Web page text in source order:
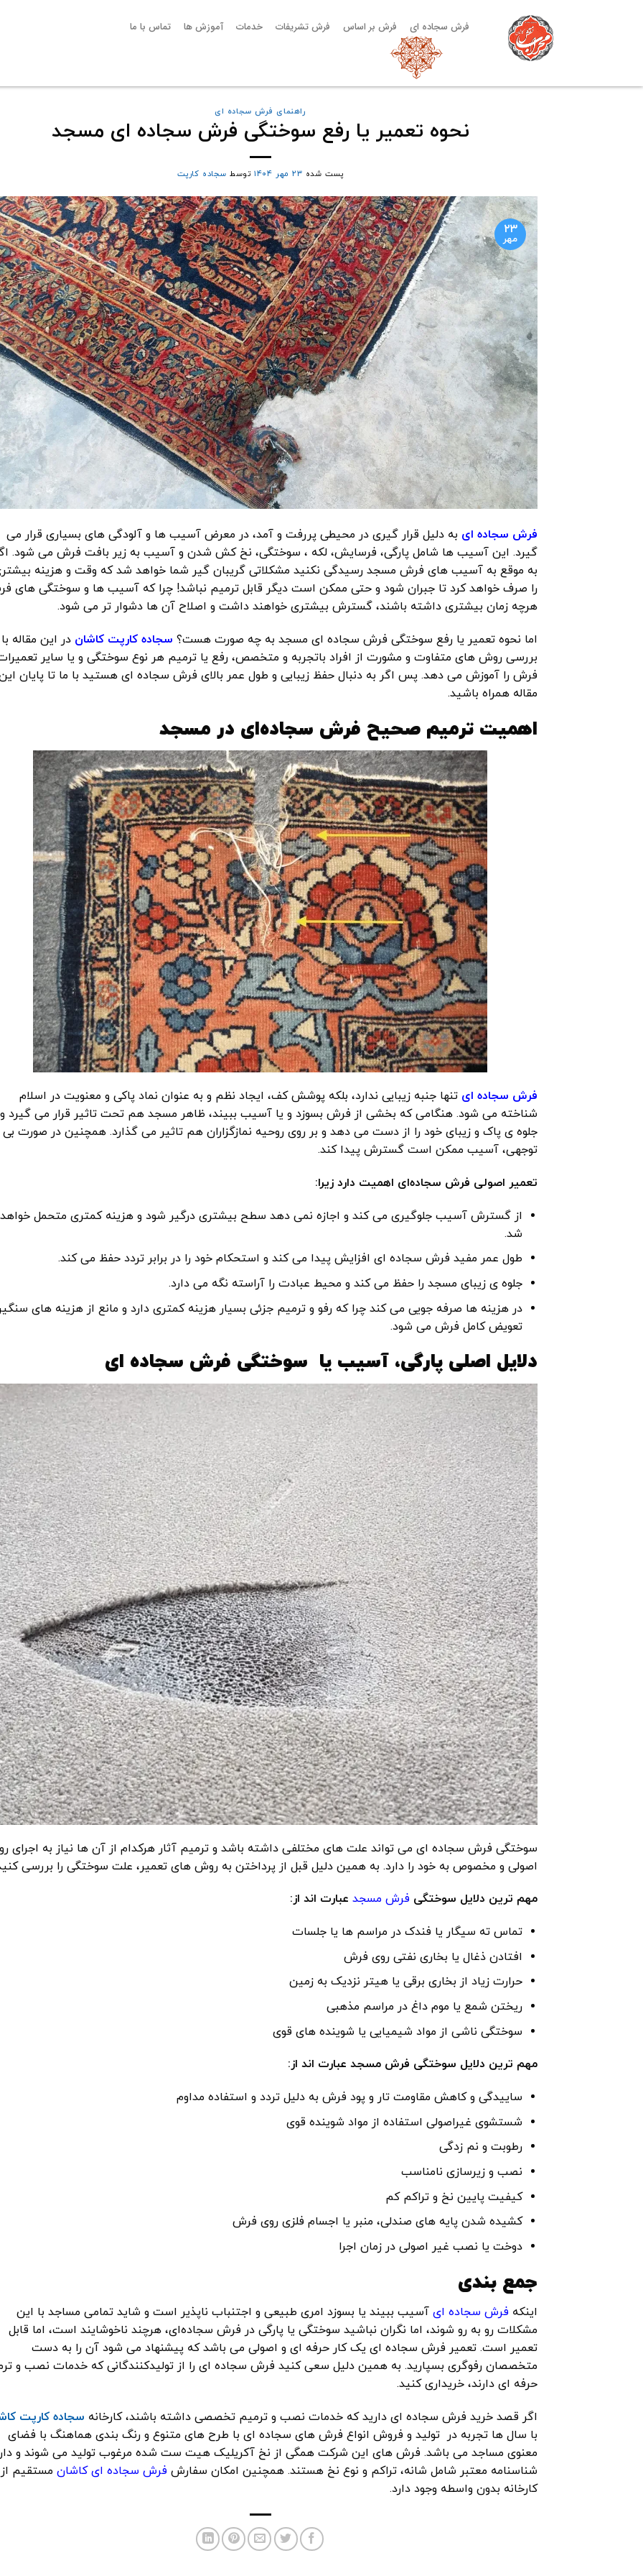
فرش سجاده ای فرش بر اساس فرش تشریفات خدمات آموزش ها تماس با ما
راهنمای فرش سجاده ای
نحوه تعمیر یا رفع سوختگی فرش سجاده ای مسجد
پست شده ۲۳ مهر ۱۴۰۴ توسط سجاده کارپت
۲۳
مهر
فرش سجاده ای به دلیل قرار گیری در محیطی پررفت و آمد، در معرض آسیب ها و آلودگی های بسیاری قرار می
گیرد. این آسیب ها شامل پارگی، فرسایش، لکه ، سوختگی، نخ کش شدن و آسیب به زیر بافت فرش می شود.
به موقع به آسیب های فرش مسجد رسیدگی نکنید مشکلاتی گریبان گیر شما خواهد شد که وقت و هزینه
را صرف خواهد کرد تا جبران شود و حتی ممکن است دیگر قابل ترمیم نباشد! چرا که آسیب ها و سوختگی های
هرچه زمان بیشتری داشته باشند، گسترش بیشتری خواهند داشت و اصلاح آن ها دشوار تر می شود.
اما نحوه تعمیر یا رفع سوختگی فرش سجاده ای مسجد به چه صورت هست؟ سجاده کارپت کاشان در این مقاله با
بررسی روش های متفاوت و مشورت از افراد باتجربه و متخصص، رفع یا ترمیم هر نوع سوختگی و یا سایر
فرش را آموزش می دهد. پس اگر به دنبال حفظ زیبایی و طول عمر بالای فرش سجاده ای هستید با ما تا پایان
مقاله همراه باشید.
اهمیت ترمیم صحیح فرش سجاده‌ای در مسجد
فرش سجاده ای تنها جنبه زیبایی ندارد، بلکه پوشش کف، ایجاد نظم و به عنوان نماد پاکی و معنویت در اسلام
شناخته می شود. هنگامی که بخشی از فرش بسوزد و یا آسیب ببیند، ظاهر مسجد هم تحت تاثیر قرار می گیرد و
جلوه ی پاک و زیبای خود را از دست می دهد و بر روی روحیه نمازگزاران هم تاثیر می گذارد. همچنین در صورت بی
‌توجهی، آسیب ممکن است گسترش پیدا کند.
تعمیر اصولی فرش سجاده‌ای اهمیت دارد زیرا:
از گسترش آسیب جلوگیری می کند و اجازه نمی دهد سطح بیشتری درگیر شود و هزینه کمتری متحمل خواهد
شد.
طول عمر مفید فرش سجاده ای افزایش پیدا می کند و استحکام خود را در برابر تردد حفظ می کند.
جلوه ی زیبای مسجد را حفظ می کند و محیط عبادت را آراسته نگه می دارد.
در هزینه ها صرفه جویی می کند چرا که رفو و ترمیم جزئی بسیار هزینه کمتری دارد و مانع از هزینه ‌های
تعویض کامل فرش می ‌شود.
دلایل اصلی پارگی، آسیب یا سوختگی فرش سجاده ‌ای
سوختگی فرش سجاده ای می تواند علت های مختلفی داشته باشد و ترمیم آثار هرکدام از آن ها نیاز به اجرای
اصولی و مخصوص به خود را دارد. به همین دلیل قبل از پرداختن به روش‌ های تعمیر، علت سوختگی را بررسی
مهم ‌ترین دلایل سوختگی فرش مسجد عبارت ‌اند از:
تماس ته ‌سیگار یا فندک در مراسم ‌ها یا جلسات
افتادن ذغال یا بخاری نفتی روی فرش
حرارت زیاد از بخاری برقی یا هیتر نزدیک به زمین
ریختن شمع یا موم داغ در مراسم مذهبی
سوختگی ناشی از مواد شیمیایی یا شوینده‌ های قوی
مهم ‌ترین دلایل سوختگی فرش مسجد عبارت ‌اند از:
ساییدگی و کاهش مقاومت تار و پود فرش به دلیل تردد و استفاده مداوم
شستشوی غیراصولی استفاده از مواد شوینده قوی
رطوبت و نم‌ زدگی
نصب و زیرسازی نامناسب
کیفیت پایین نخ و تراکم کم
کشیده شدن پایه ‌های صندلی، منبر یا اجسام فلزی روی فرش
دوخت یا نصب غیر اصولی در زمان اجرا
جمع بندی
اینکه فرش سجاده ای آسیب ببیند یا بسوزد امری طبیعی و اجتنباب ناپذیر است و شاید تمامی مساجد با این
مشکلات رو به رو شوند، اما نگران نباشید سوختگی یا پارگی در فرش سجاده‌ای، هرچند ناخوشایند است، اما قابل
تعمیر است. تعمیر فرش سجاده ای یک کار حرفه ای و اصولی می باشد که پیشنهاد می شود آن را به دست
متخصصان رفوگری بسپارید. به همین دلیل سعی کنید فرش سجاده ای را از تولیدکنندگانی که خدمات نصب و
حرفه ای دارند، خریداری کنید.
اگر قصد خرید فرش سجاده ای دارید که خدمات نصب و ترمیم تخصصی داشته باشند، کارخانه سجاده کارپت
با سال ها تجربه در تولید و فروش انواع فرش ‌های سجاده ‌ای با طرح ‌های متنوع و رنگ ‌بندی هماهنگ با فضای
معنوی مساجد می باشد. فرش ‌های این شرکت همگی از نخ آکریلیک هیت ‌ست شده مرغوب تولید می ‌شوند و
شناسنامه معتبر شامل شانه، تراکم و نوع نخ هستند. همچنین امکان سفارش فرش سجاده ای کاشان مستقیم از
کارخانه بدون واسطه وجود دارد.